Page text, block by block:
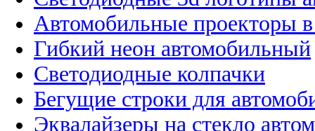
Автомобильные проекторы
Гибкий неон автомобильный
Светодиодные колпачки
Бегущие строки для
Эквалайзеры на стекло